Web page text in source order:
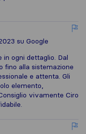
su Google
ogni dettaglio. Dal
fino alla sistemazione
e attenta. Gli
elemento,
vivamente Ciro